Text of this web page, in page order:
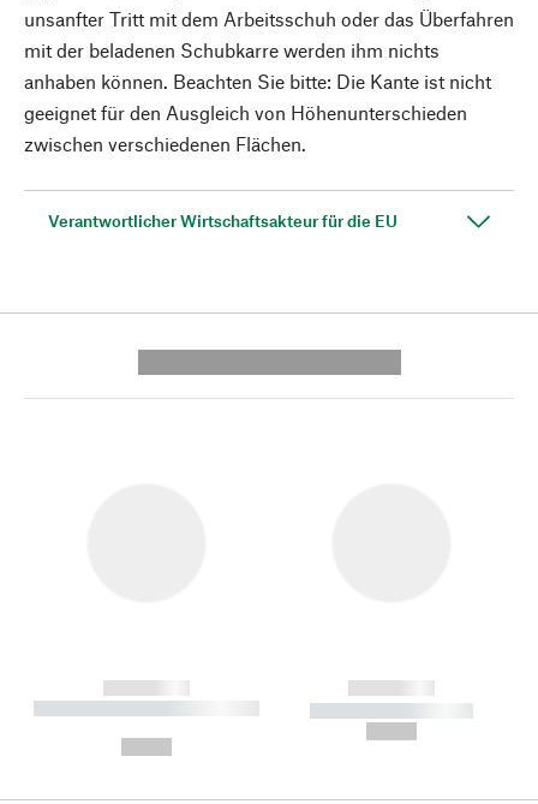
unsanfter Tritt mit dem Arbeitsschuh oder das Überfahren
mit der beladenen Schubkarre werden ihm nichts
anhaben können. Beachten Sie bitte: Die Kante ist nicht
geeignet für den Ausgleich von Höhenunterschieden
zwischen verschiedenen Flächen.
Verantwortlicher Wirtschaftsakteur für die EU
------------
----------- ----------- --------
------------
----------- -----------